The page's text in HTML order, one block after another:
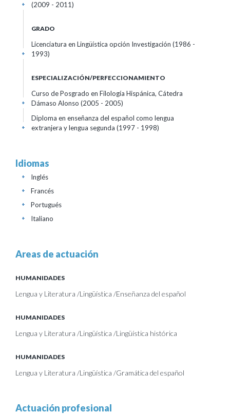
(2009 - 2011)
+
GRADO
Licenciatura en Lingüística opción Investigación (1986 -
1993)
+
ESPECIALIZACIÓN/PERFECCIONAMIENTO
Curso de Posgrado en Filología Hispánica, Cátedra
Dámaso Alonso (2005 - 2005)
+
Diploma en enseñanza del español como lengua
extranjera y lengua segunda (1997 - 1998)
+
Idiomas
Inglés
+
Francés
+
Portugués
+
Italiano
+
Areas de actuación
HUMANIDADES
Lengua y Literatura /Lingüística /Enseñanza del español
HUMANIDADES
Lengua y Literatura /Lingüística /Lingüística histórica
HUMANIDADES
Lengua y Literatura /Lingüística /Gramática del español
Actuación profesional